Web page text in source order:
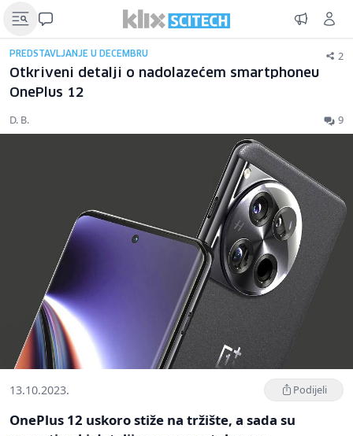
PREDSTAVLJANJE U DECEMBRU 2
Otkriveni detalji o nadolazećem smartphoneu
OnePlus 12
D. B. 9
13.10.2023. Podijeli
OnePlus 12 uskoro stiže na tržište, a sada su